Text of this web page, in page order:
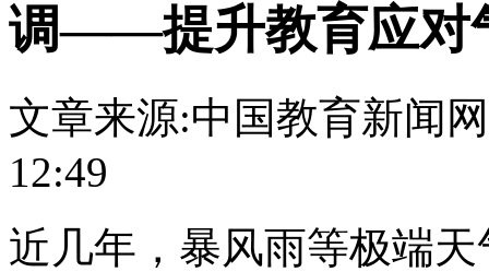
调——提升教育应对
文章来源:中国教育新闻
12:49
近几年，暴风雨等极端